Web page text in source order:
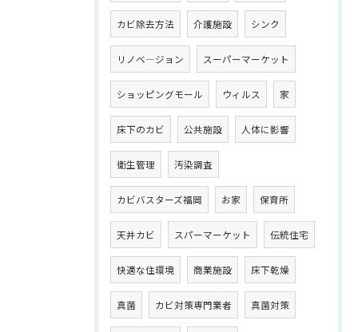
カビ除去方法 介護施設 シンク
リノベ―ジョン スーパーマーケット
ショッピングモール ウィルス 家
床下のカビ 公共施設 人体に影響
衛生管理 汚染調査
カビバスターズ福岡 お家 保育所
天井カビ スパーマーケット 伝統住宅
快適な住環境 商業施設 床下乾燥
真菌 カビ対策専門業者 真菌対策